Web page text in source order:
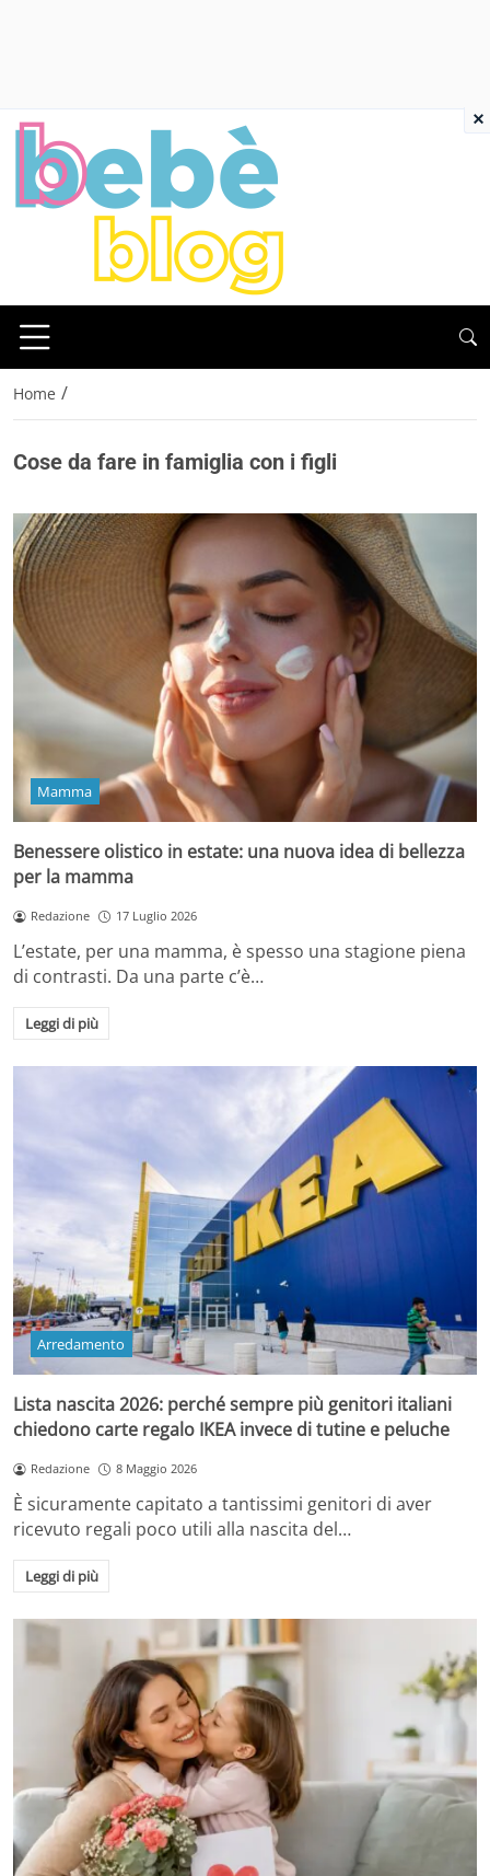
Home /
Cose da fare in famiglia con i figli
Mamma
Benessere olistico in estate: una nuova idea di bellezza
per la mamma
Redazione 17 Luglio 2026
L’estate, per una mamma, è spesso una stagione piena
di contrasti. Da una parte c’è…
Leggi di più
Arredamento
Lista nascita 2026: perché sempre più genitori italiani
chiedono carte regalo IKEA invece di tutine e peluche
Redazione 8 Maggio 2026
È sicuramente capitato a tantissimi genitori di aver
ricevuto regali poco utili alla nascita del…
Leggi di più
×